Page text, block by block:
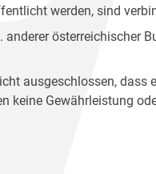
werden, sind
österreichischer
ausgeschlossen, dass
keine Gewährleistung